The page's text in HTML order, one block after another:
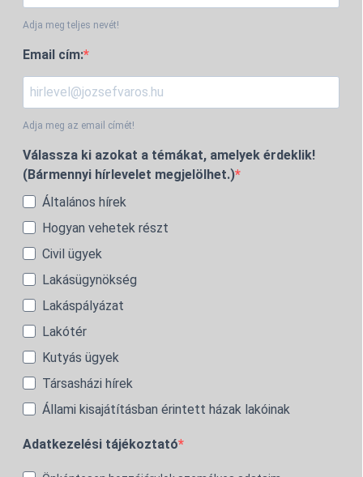
Adja meg teljes nevét!
Email cím:
Adja meg az email címét!
Válassza ki azokat a témákat, amelyek érdeklik!
(Bármennyi hírlevelet megjelölhet.)
Általános hírek
Hogyan vehetek részt
Civil ügyek
Lakásügynökség
Lakáspályázat
Lakótér
Kutyás ügyek
Társasházi hírek
Állami kisajátításban érintett házak lakóinak
Adatkezelési tájékoztató